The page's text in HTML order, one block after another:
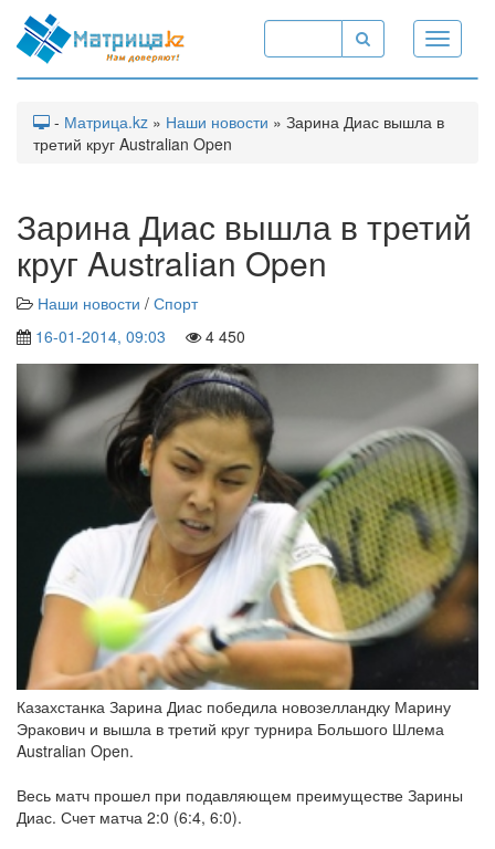
Toggle
- Матрица.kz » Наши новости » Зарина Диас вышла в
третий круг Australian Open
Зарина Диас вышла в третий
круг Australian Open
Наши новости / Спорт
16-01-2014, 09:03
4 450
Казахстанка Зарина Диас победила новозелландку Марину
Эракович и вышла в третий круг турнира Большого Шлема
Australian Open.
Весь матч прошел при подавляющем преимуществе Зарины
Диас. Счет матча 2:0 (6:4, 6:0).